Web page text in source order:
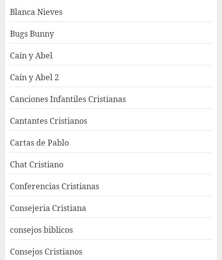
Blanca Nieves
Bugs Bunny
Caín y Abel
Caín y Abel 2
Canciones Infantiles Cristianas
Cantantes Cristianos
Cartas de Pablo
Chat Cristiano
Conferencias Cristianas
Consejeria Cristiana
consejos biblicos
Consejos Cristianos